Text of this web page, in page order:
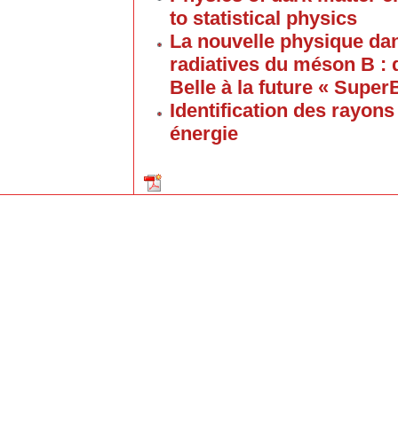
to statistical physics
La nouvelle physique
radiatives du méson B :
Belle à la future «
Identification des
énergie